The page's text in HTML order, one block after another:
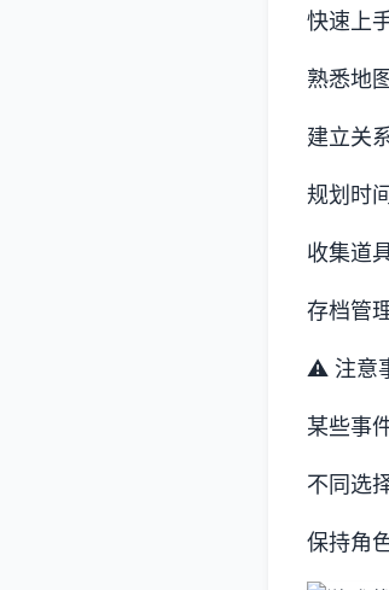
快速上
熟悉地
建立关
规划时
收集道
存档管
⚠️ 注意
某些事
不同选
保持角